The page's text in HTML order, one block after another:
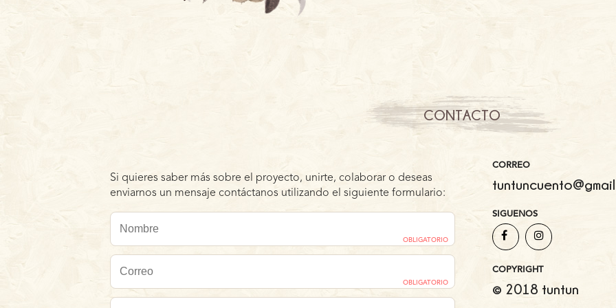
CONTACTO
Si quieres saber más sobre el proyecto, unirte, colaborar o deseas
enviarnos un mensaje contáctanos utilizando el siguiente formulario:
OBLIGATORIO
OBLIGATORIO
CORREO
SIGUENOS
COPYRIGHT
© 2018 tuntun